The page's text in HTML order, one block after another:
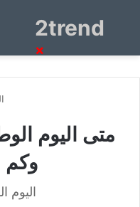
2trendبحث
وكم
اليوم
×